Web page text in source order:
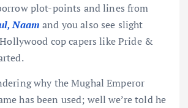
plot-points and lines from
Naamand you also see slight
cop capers like Pride &
why the Mughal Emperor
has been used; well we’re told he